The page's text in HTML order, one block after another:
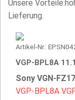
Unsere
Lieferung.
Artikel-Nr.:
VGP-BPL8A
Sony VGN-
VGP-BPL8A